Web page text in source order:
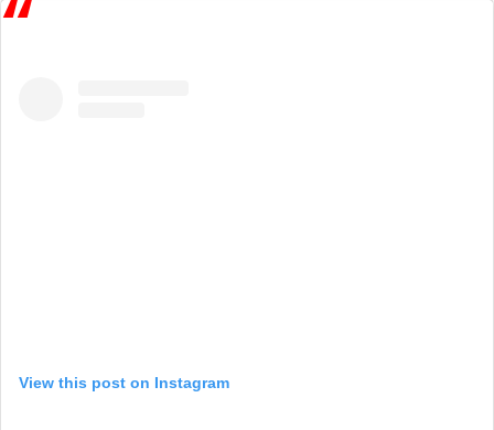
View this post on Instagram